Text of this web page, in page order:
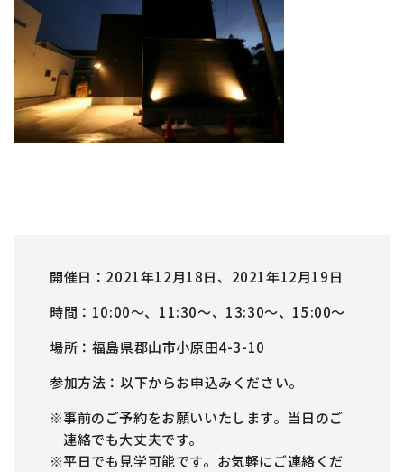
開催日
2021年12月18日、2021年12月19日
時間
10:00～、11:30～、13:30～、15:00～
場所
福島県郡山市小原田4-3-10
参加方法
以下からお申込みください。
事前のご予約をお願いいたします。当日のご
連絡でも大丈夫です。
平日でも見学可能です。お気軽にご連絡くだ